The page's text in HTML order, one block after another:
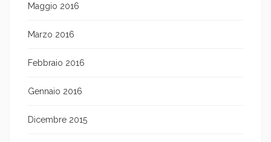
Maggio 2016
Marzo 2016
Febbraio 2016
Gennaio 2016
Dicembre 2015